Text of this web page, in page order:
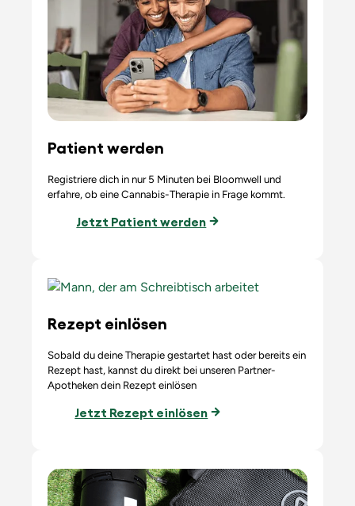
Patient werden
Registriere dich in nur 5 Minuten bei Bloomwell und
erfahre, ob eine Cannabis-Therapie in Frage kommt.
Jetzt Patient werden
Rezept einlösen
Sobald du deine Therapie gestartet hast oder bereits ein
Rezept hast, kannst du direkt bei unseren Partner-
Apotheken dein Rezept einlösen
Jetzt Rezept einlösen